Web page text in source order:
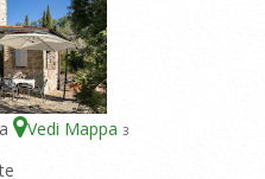
Vedi Mappa 3